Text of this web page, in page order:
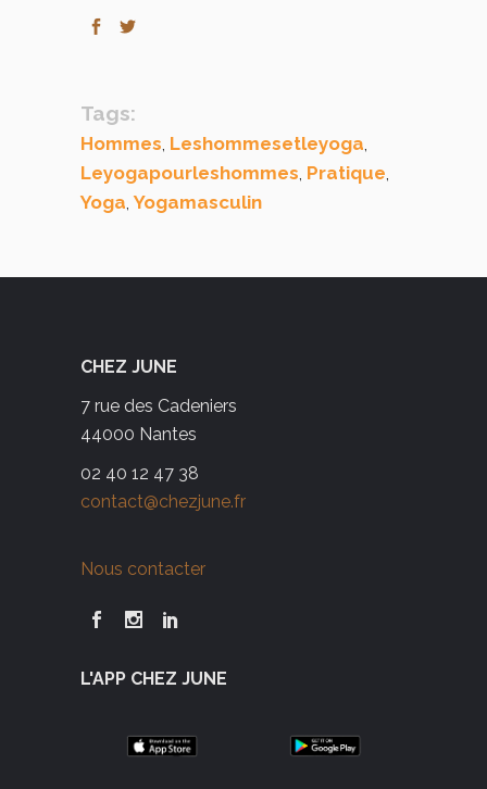
Tags:
Hommes, Leshommesetleyoga,
Leyogapourleshommes, Pratique,
Yoga,Yogamasculin
CHEZ JUNE
7 rue des Cadeniers
44000 Nantes
02 40 12 47 38
contact@chezjune.fr
Nous contacter
L'APP CHEZ JUNE